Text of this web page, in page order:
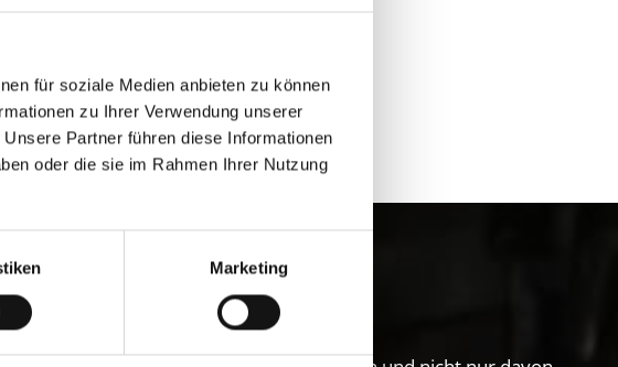
für soziale Medien anbieten zu können
zu Ihrer Verwendung unserer
Partner führen diese Informationen
oder die sie im Rahmen Ihrer Nutzung
Marketing
erleben